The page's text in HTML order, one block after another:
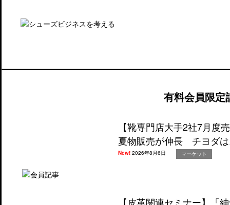
有料会員限定
【靴専門店大手2社7月度
夏物販売が伸長 チヨダ
New!2026年8月6日 マーケット
【皮革関連セミナー】「